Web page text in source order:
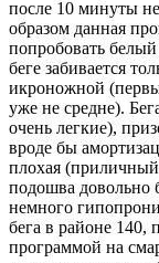
после 10 минуты не
образом данная
попробовать
беге забивается
икроножной
уже не средне).
очень легкие),
вроде бы
плохая
подошва довольно
немного
бега в районе 140,
программой на